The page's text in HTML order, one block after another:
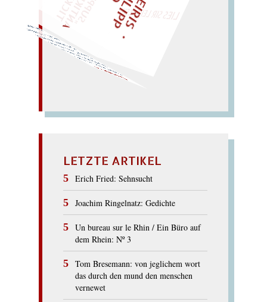
kalte
Titten? nie! Narr! –
(
Ein
Knall! rette sich, wer
kann! Tanne? rare Latte! die kahle
Klara reckt den Ar
m...). – Auf dem Lettner
ritt
LETZTE ARTIKEL
Erich Fried: Sehnsucht
Joachim Ringelnatz: Gedichte
Un bureau sur le Rhin / Ein Büro auf
dem Rhein: Nº 3
Tom Bresemann: von jeglichem wort
das durch den mund den menschen
vernewet